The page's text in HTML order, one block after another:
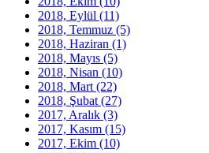
2018, Eylül (11)
2018, Temmuz (5)
2018, Haziran (1)
2018, Mayıs (5)
2018, Nisan (10)
2018, Mart (22)
2018, Şubat (27)
2017, Aralık (3)
2017, Kasım (15)
2017, Ekim (10)